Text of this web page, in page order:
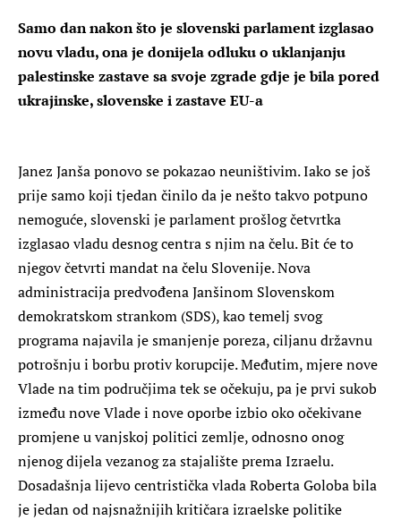
Samo dan nakon što je slovenski parlament izglasao
novu vladu, ona je donijela odluku o uklanjanju
palestinske zastave sa svoje zgrade gdje je bila pored
ukrajinske, slovenske i zastave EU-a
Janez Janša ponovo se pokazao neuništivim. Iako se još
prije samo koji tjedan činilo da je nešto takvo potpuno
nemoguće, slovenski je parlament prošlog četvrtka
izglasao vladu desnog centra s njim na čelu. Bit će to
njegov četvrti mandat na čelu Slovenije. Nova
administracija predvođena Janšinom Slovenskom
demokratskom strankom (SDS), kao temelj svog
programa najavila je smanjenje poreza, ciljanu državnu
potrošnju i borbu protiv korupcije. Međutim, mjere nove
Vlade na tim područjima tek se očekuju, pa je prvi sukob
između nove Vlade i nove oporbe izbio oko očekivane
promjene u vanjskoj politici zemlje, odnosno onog
njenog dijela vezanog za stajalište prema Izraelu.
Dosadašnja lijevo centristička vlada Roberta Goloba bila
je jedan od najsnažnijih kritičara izraelske politike